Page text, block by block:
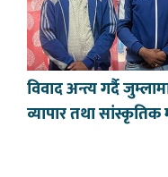
विवाद अन्त्य गर्दै
व्यापार तथा